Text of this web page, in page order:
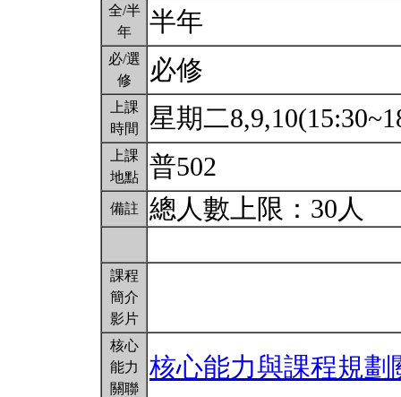
全/半
年
半年
必/選
修
必修
上課
時間
星期二
上課
地點
普502
備註 總人數上限：30人
課程
簡介
影片
核心
能力
關聯
核心能力與課程規劃